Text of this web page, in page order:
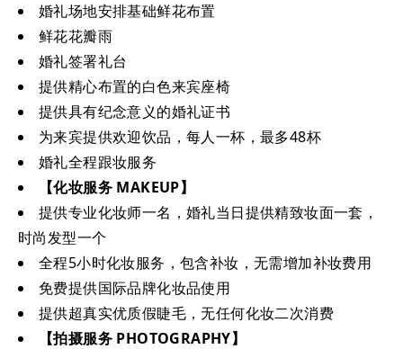
婚礼场地安排基础鲜花布置
鲜花花瓣雨
婚礼签署礼台
提供精心布置的白色来宾座椅
提供具有纪念意义的婚礼证书
为来宾提供欢迎饮品，每人一杯，最多48杯
婚礼全程跟妆服务
【化妆服务 MAKEUP】
提供专业化妆师一名，婚礼当日提供精致妆面一套，
时尚发型一个
全程5小时化妆服务，包含补妆，无需增加补妆费用
免费提供国际品牌化妆品使用
提供超真实优质假睫毛，无任何化妆二次消费
【拍摄服务 PHOTOGRAPHY】